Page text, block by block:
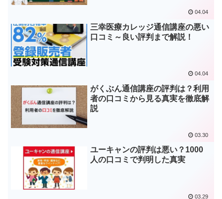
04.04
三幸医療カレッジ通信講座の悪い
口コミ～良い評判まで解説！
04.04
がくぶん通信講座の評判は？利用
者の口コミから見る真実を徹底解
説
03.30
ユーキャンの評判は悪い？1000
人の口コミで判明した真実
03.29